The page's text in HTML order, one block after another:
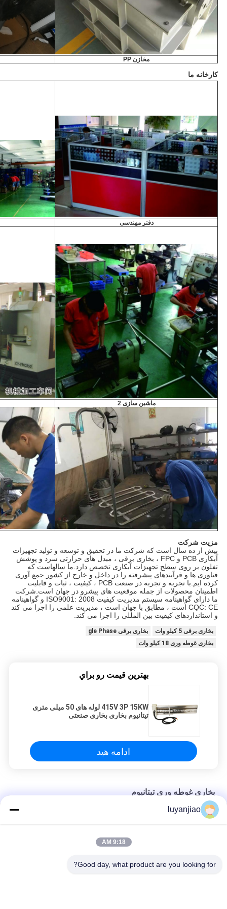
مخازن PP
کارخانه ما
دفتر مهندسی
ماشین سازی 2
مزیت شرکت
بیش از ده سال است که شرکت ما در تحقیق و توسعه و تولید تجهیزات
آبکاری PCB و FPC ، بخاری برقی ، مبدل های حرارتی سرد و پوشش
تفلون بر روی سطح تجهیزات آبکاری تخصص دارد.ما سالهاست که
فناوری ها و فرآیندهای پیشرفته را در داخل و خارج از کشور جمع آوری
کرده ایم.با تجربه و تجربه در صنعت PCB ، کیفیت ، ثبات و قابلیت
اطمینان محصولات از جمله موقعیت های پیشرو در جهان است.شرکت
ما دارای گواهینامه سیستم مدیریت کیفیت ISO9001: 2008 و گواهینامه
CQC: CE است ، مطابق با جهان است ، مدیریت علمی را اجرا می کند
و استانداردهای کیفیت بین المللی را اجرا می کند.
بخاری برقی 5 کیلو وات
بخاری برقی gle Phase
بخاری غوطه وری 18 کیلو وات
بهترين قيمت رو براي
415V 3P 15KW لوله های 50 میلی متری
تیتانیوم بخاری بخاری صنعتی
ادامه هید
بخاری غوطه وری تیتانیوم
3 عنصر انباشته نوع L بخاری تیتانیوم غوطه وری 480V 3P 36KW
luyanjiao
9:18 AM
Good day, what product are you looking for?